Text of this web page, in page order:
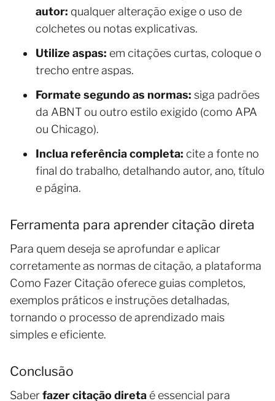
autor: qualquer alteração exige o uso de
colchetes ou notas explicativas.
Utilize aspas: em citações curtas, coloque o
trecho entre aspas.
Formate segundo as normas: siga padrões
da ABNT ou outro estilo exigido (como APA
ou Chicago).
Inclua referência completa: cite a fonte no
final do trabalho, detalhando autor, ano, título
e página.
Ferramenta para aprender citação direta
Para quem deseja se aprofundar e aplicar
corretamente as normas de citação, a plataforma
Como Fazer Citação oferece guias completos,
exemplos práticos e instruções detalhadas,
tornando o processo de aprendizado mais
simples e eficiente.
Conclusão
Saberfazer citação direta é essencial para